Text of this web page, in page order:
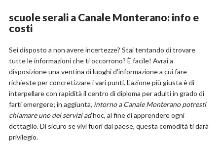
scuole serali a Canale Monterano: info e
costi
Sei disposto a non avere incertezze? Stai tentando di trovare
tutte le informazioni che ti occorrono? È facile! Avrai a
disposizione una ventina di luoghi d'informazione a cui fare
richieste per concretizzare i vari punti. L'azione più giusta è di
interpellare con rapidità il centro di diploma per adulti in grado di
farti emergere; in aggiunta, intorno a Canale Monterano potresti
chiamare uno dei servizi adhoc, al fine di apprendere ogni
dettaglio. Di sicuro se vivi fuori dal paese, questa comodità ti darà
privilegio.